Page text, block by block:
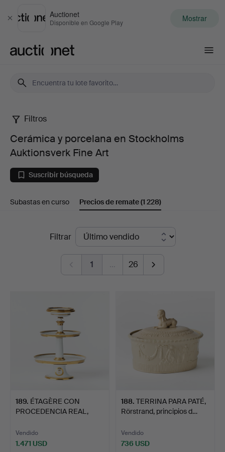
Cerrar
Auctionet
Disponible en Google Play Mostrar
Cerámica
porcelana
en
Auktionsverk
Filtros
Cerámica y porcelana en Stockholms
Auktionsverk Fine Art
Suscribir búsqueda
Subastas en curso Precios de remate(1 228)
Filtrar
1 … 26
189. ÉTAGÈRE CON
PROCEDENCIA REAL,
Vendido
1.471 USD
188. TERRINA PARA PATÉ,
Rörstrand, principios d…
Vendido
736 USD